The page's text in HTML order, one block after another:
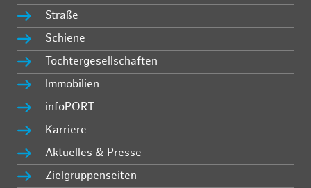
Straße
Schiene
Tochtergesellschaften
Immobilien
infoPORT
Karriere
Aktuelles & Presse
Zielgruppenseiten